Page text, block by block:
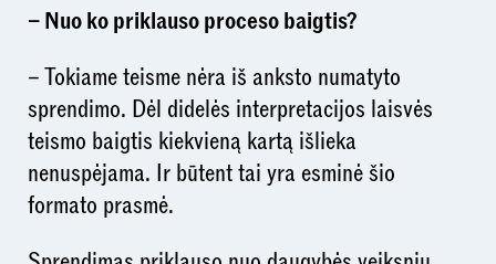
– Nuo ko priklauso proceso baigtis?
– Tokiame teisme nėra iš anksto numatyto
sprendimo. Dėl didelės interpretacijos laisvės
teismo baigtis kiekvieną kartą išlieka
nenuspėjama. Ir būtent tai yra esminė šio
formato prasmė.